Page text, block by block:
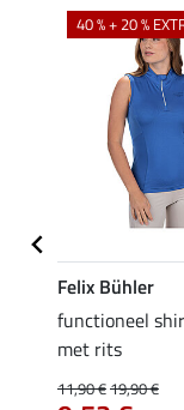
40 % + 20 %
Felix Bühler
functioneel
met rits
11,90 €19,90 €